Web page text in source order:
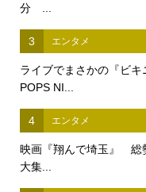
分 ...
3 エンタメ
ライブでまさかの『ビ
POPS NI...
4 エンタメ
映画『翔んで埼玉』 総
大集...